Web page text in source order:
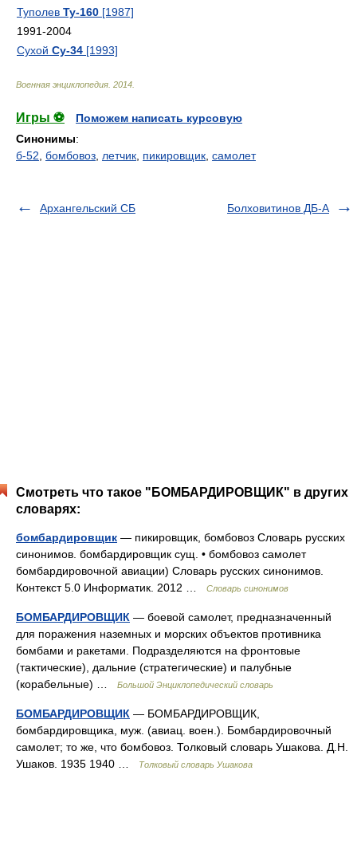
Туполев Ту-160 [1987]
1991-2004
Сухой Су-34 [1993]
Военная энциклопедия 2014
Игры ⚽
Поможем написать курсовую
Синонимы:
б-52 бомбовоз летчик пикировщик самолет
Архангельский СБ Болховитинов ДБ-А
Смотреть что такое "БОМБАРДИРОВЩИК" в других
словарях:
бомбардировщик — пикировщик, бомбовоз Словарь русских
синонимов. бомбардировщик сущ. • бомбовоз самолет
бомбардировочной авиации) Словарь русских синонимов.
Контекст 5.0 Информатик. 2012 …
Словарь синонимов
БОМБАРДИРОВЩИК — боевой самолет, предназначенный
для поражения наземных и морских объектов противника
бомбами и ракетами. Подразделяются на фронтовые
(тактические), дальние (стратегические) и палубные
(корабельные) …
Большой Энциклопедический словарь
БОМБАРДИРОВЩИК — БОМБАРДИРОВЩИК,
бомбардировщика, муж. (авиац. воен.). Бомбардировочный
самолет; то же, что бомбовоз. Толковый словарь Ушакова. Д.Н.
Ушаков. 1935 1940 …
Толковый словарь Ушакова